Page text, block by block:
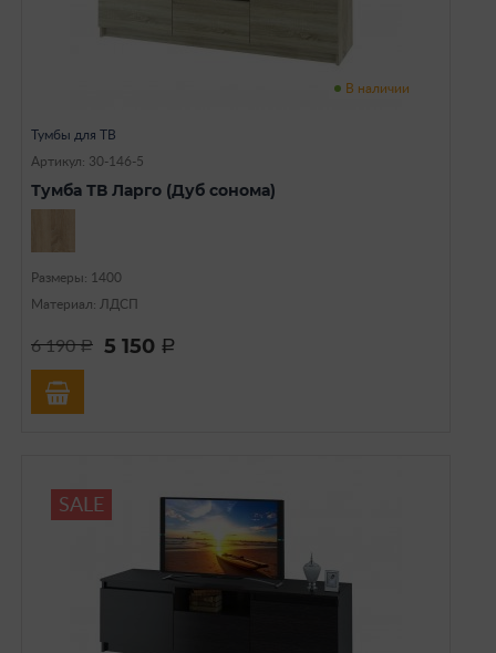
В наличии
Тумбы для ТВ
Артикул: 30-146-5
Тумба ТВ Ларго (Дуб сонома)
Размеры: 1400
Материал: ЛДСП
6 190a 5 150 a
SALE